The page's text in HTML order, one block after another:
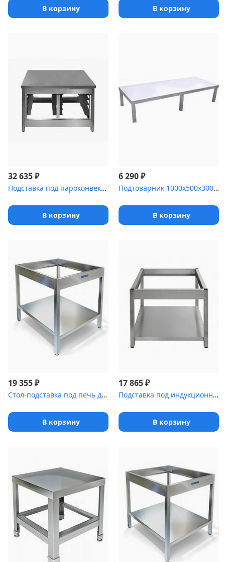
В корзину В корзину
32 635₽
Подставка под пароконвектомат Luxstahl 1000x810x650 мм
В корзину
6 290₽
Подтоварник 1000х500х300 оц
В корзину
19 355₽
Стол-подставка под печь для пиццы СПС-033/908
В корзину
17 865₽
Подставка под индукционную плиту Luxstahl ПИ [4-700]
В корзину